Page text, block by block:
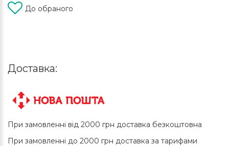
До обраного
Доставка:
При замовленні від 2000 грн доставка безкоштовна
При замовленні до 2000 грн доставка за тарифами